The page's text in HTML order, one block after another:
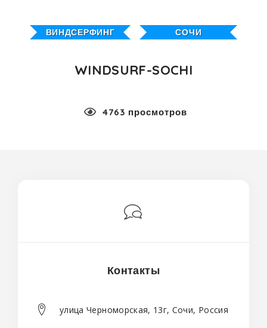
ВИНДСЕРФИНГ СОЧИ
WINDSURF-SOCHI
4763 просмотров
Контакты
улица Черноморская, 13г, Сочи, Россия